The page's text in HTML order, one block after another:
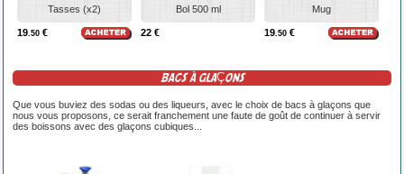
Tasses (x2)
19.50 €
Bol 500 ml
22 €
Mug
19.50 €
BACS À GLAÇONS
Que vous buviez des sodas ou des liqueurs, avec le choix de bacs à glaçons que
nous vous proposons, ce serait franchement une faute de goût de continuer à servir
des boissons avec des glaçons cubiques...